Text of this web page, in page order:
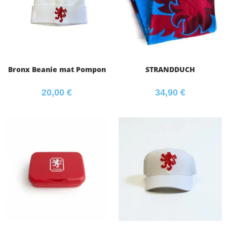
Bronx Beanie mat Pompon
20,00 €
STRANDDUCH
34,90 €